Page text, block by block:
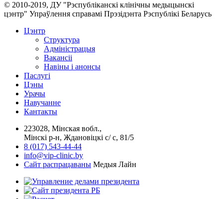
© 2010-2019, ДУ "Рэспубліканскі клінічны медыцынскі
цэнтр" Упраўлення справамі Прэзідэнта Рэспублікі Беларусь
Цэнтр
Структура
Адміністрацыя
Вакансіі
Навіны і анонсы
Паслугi
Цэны
Урачы
Навучанне
Кантакты
223028, Мінская вобл.,
Мінскі р-н, Ждановіцкі с/ с, 81/5
8 (017) 543-44-44
info@vip-clinic.by
Сайт распрацаваны Медыя Лайн